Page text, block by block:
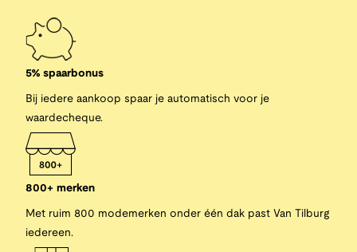
5% spaarbonus
Bij iedere aankoop spaar je automatisch voor je
waardecheque.
800+ merken
Met ruim 800 modemerken onder één dak past Van Tilburg
iedereen.